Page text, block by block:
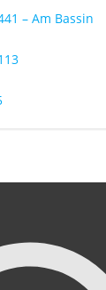
– Am Bassin